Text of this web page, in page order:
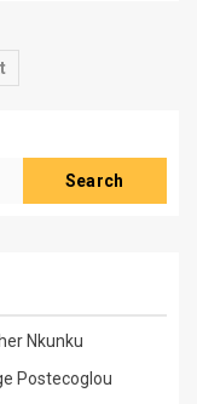
Search
Nkunku
Postecoglou